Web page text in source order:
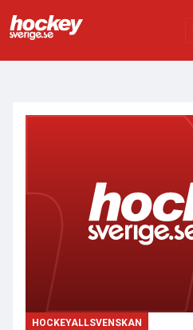
HOCKEYALLSVENSKAN